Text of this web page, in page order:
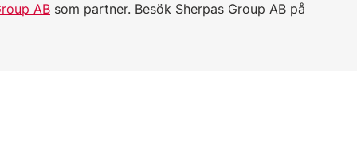
AB som partner. Besök Sherpas Group AB på